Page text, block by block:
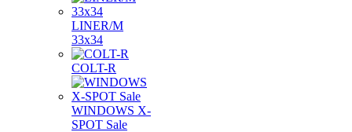
LINER/М
33х34
COLT-R
WINDOWS X-
SPOT Sale